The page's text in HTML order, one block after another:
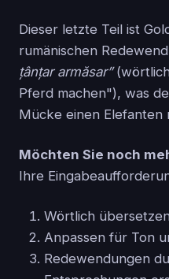
Dieser letzte Teil ist
rumänischen
țânțar armăsar”
Pferd machen"), was
Mücke einen Elefanten
Möchten Sie noch
Ihre
Wörtlich
Anpassen für Ton
Redewendungen